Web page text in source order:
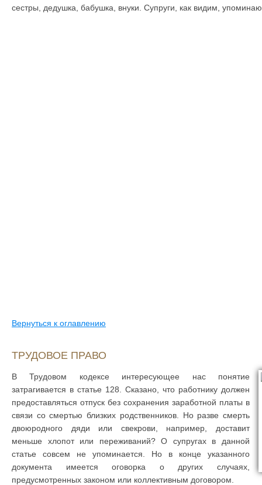
сестры, дедушка, бабушка, внуки. Супруги, как видим,
Вернуться к оглавлению
ТРУДОВОЕ ПРАВО
В Трудовом кодексе интересующее нас понятие
затрагивается в статье 128. Сказано, что работнику должен
предоставляться отпуск без сохранения заработной платы в
связи со смертью близких родственников. Но разве смерть
двоюродного дяди или свекрови, например, доставит
меньше хлопот или переживаний? О супругах в данной
статье совсем не упоминается. Но в конце указанного
документа имеется оговорка о других случаях,
предусмотренных законом или коллективным договором.